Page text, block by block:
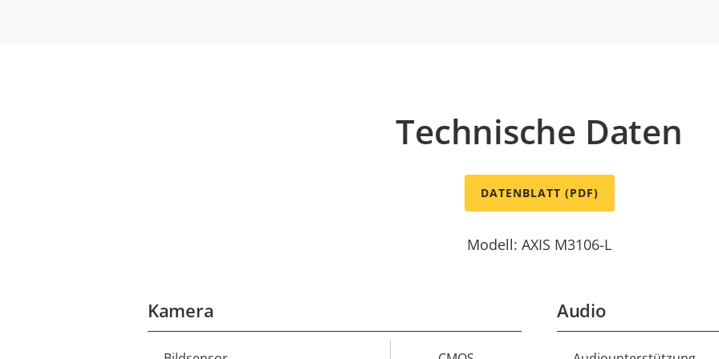
Technische Daten
DATENBLATT (PDF)
Modell: AXIS M3106-L
Kamera Audio